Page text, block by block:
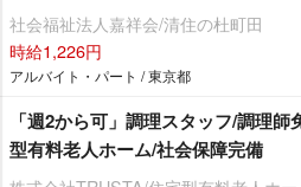
社会福祉法人嘉祥会/清住の杜町田
時給1,226円
アルバイト・パート / 東京都
「週2から可」調理スタッフ/調理
型有料老人ホーム/社会保障完備